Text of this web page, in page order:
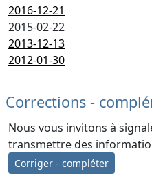
2016-12-21
2015-02-22
2013-12-13
2012-01-30
Corrections -
Nous vous invitons à
transmettre des
Corriger - compléter